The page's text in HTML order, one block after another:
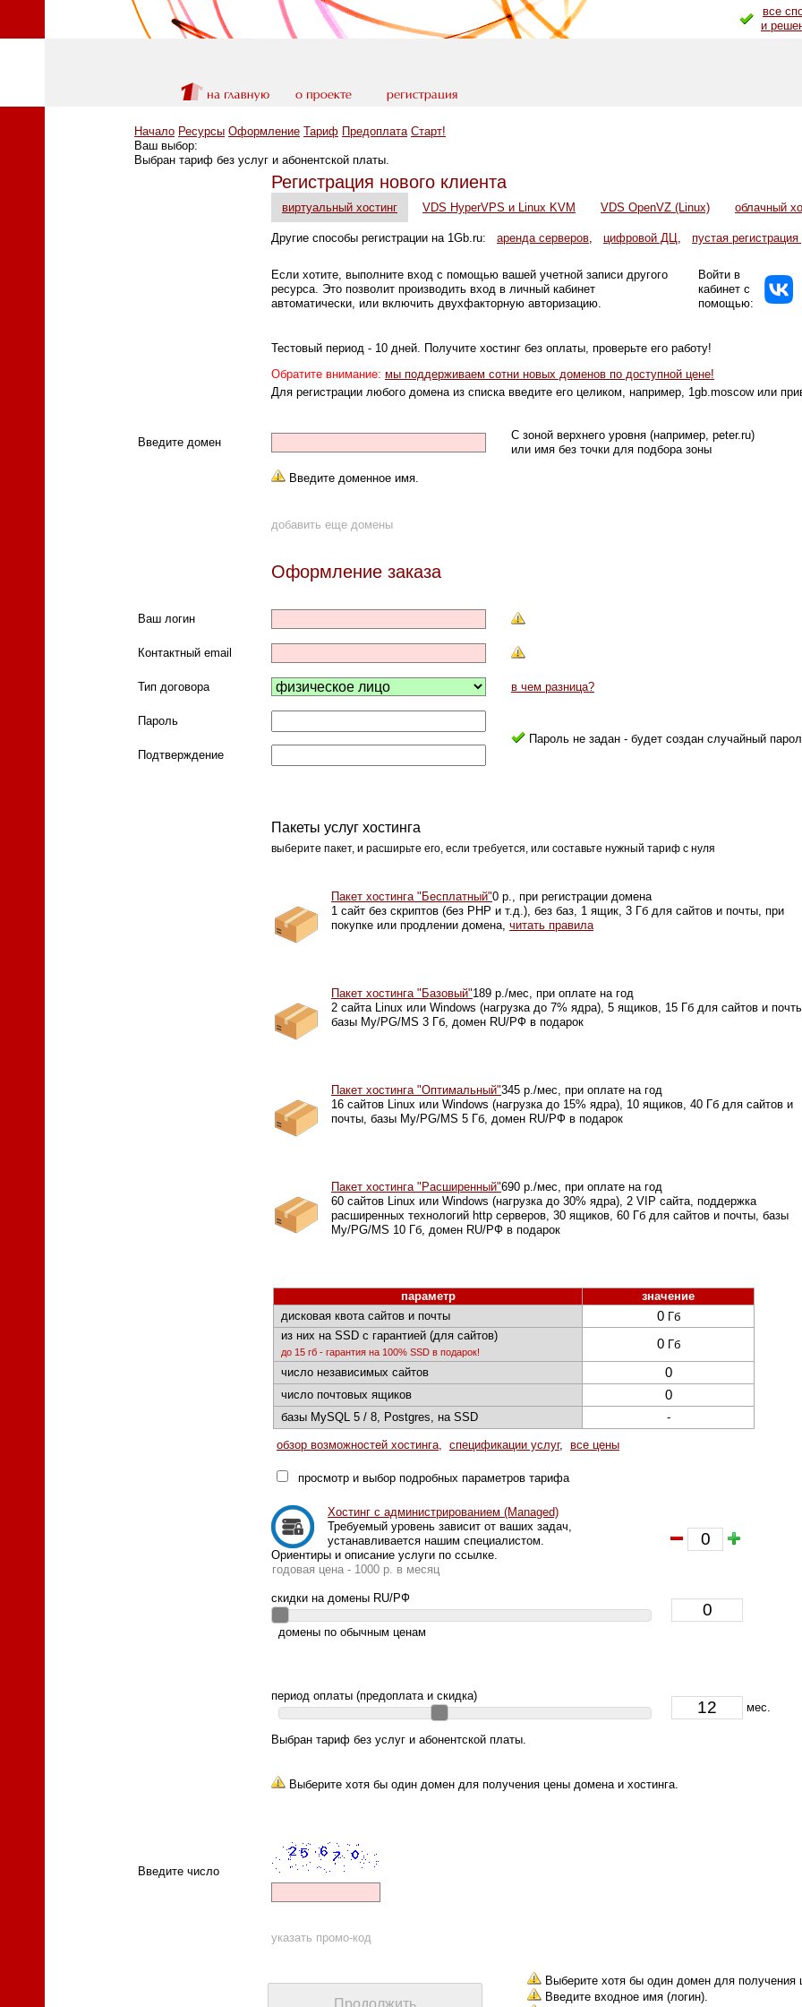
все
и
Начало Ресурсы Оформление Тариф Предоплата Старт!
Ваш выбор:
Выбран тариф без услуг и абонентской платы.
Регистрация нового клиента
виртуальный хостинг VDS HyperVPS и Linux KVM VDS OpenVZ (Linux) облачный
Другие способы регистрации на 1Gb.ru: аренда серверов, цифровой ДЦ, пустая
Если хотите, выполните вход с помощью вашей учетной записи другого
ресурса. Это позволит производить вход в личный кабинет
автоматически, или включить двухфакторную авторизацию.
Войти в
кабинет с
помощью:
Тестовый период - 10 дней. Получите хостинг без оплаты, проверьте его работу!
Обратите внимание: мы поддерживаем сотни новых доменов по доступной цене!
Для регистрации любого домена из списка введите его целиком, например, 1gb.moscow или
Введите домен
С зоной верхнего уровня (например, peter.ru)
или имя без точки для подбора зоны
Введите доменное имя.
добавить еще домены
Оформление заказа
Ваш логин
Контактный email
Тип договора в чем разница?
Пароль
Пароль не задан - будет создан случайный
Подтверждение
Пакеты услуг хостинга
выберите пакет, и расширьте его, если требуется, или составьте нужный тариф с нуля
Пакет хостинга "Бесплатный"0 р., при регистрации домена
1 сайт без скриптов (без PHP и т.д.), без баз, 1 ящик, 3 Гб для сайтов и почты, при
покупке или продлении домена, читать правила
Пакет хостинга "Базовый"189 р./мес, при оплате на год
2 сайта Linux или Windows (нагрузка до 7% ядра), 5 ящиков, 15 Гб для сайтов и
базы My/PG/MS 3 Гб, домен RU/РФ в подарок
Пакет хостинга "Оптимальный"345 р./мес, при оплате на год
16 сайтов Linux или Windows (нагрузка до 15% ядра), 10 ящиков, 40 Гб для сайтов и
почты, базы My/PG/MS 5 Гб, домен RU/РФ в подарок
Пакет хостинга "Расширенный"690 р./мес, при оплате на год
60 сайтов Linux или Windows (нагрузка до 30% ядра), 2 VIP сайта, поддержка
расширенных технологий http серверов, 30 ящиков, 60 Гб для сайтов и почты, базы
My/PG/MS 10 Гб, домен RU/РФ в подарок
параметр
значение
дисковая квота сайтов и почты
0Гб
из них на SSD с гарантией (для сайтов)
до 15 гб - гарантия на 100% SSD в подарок!
0Гб
число независимых сайтов 0
число почтовых ящиков 0
базы MySQL 5 / 8, Postgres, на SSD -
обзор возможностей хостинга, спецификации услуг, все цены
просмотр и выбор подробных параметров тарифа
Хостинг с администрированием (Managed)
Требуемый уровень зависит от ваших задач,
устанавливается нашим специалистом.
Ориентиры и описание услуги по ссылке.
годовая цена - 1000 р. в месяц
скидки на домены RU/РФ
домены по обычным ценам
период оплаты (предоплата и скидка)
мес.
Выбран тариф без услуг и абонентской платы.
Выберите хотя бы один домен для получения цены домена и хостинга.
Введите число
указать промо-код
Выберите хотя бы один домен для получения
Введите входное имя (логин).